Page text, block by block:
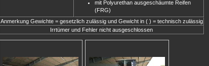
mit Polyurethan ausgeschäumte Reifen
(FRG)
Anmerkung Gewichte = gesetzlich zulässig und Gewicht in ( ) = technisch zulässig
Irrtümer und Fehler nicht ausgeschlossen